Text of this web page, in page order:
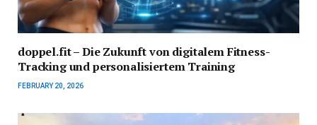
doppel.fit – Die Zukunft von digitalem Fitness-
Tracking und personalisiertem Training
FEBRUARY 20, 2026